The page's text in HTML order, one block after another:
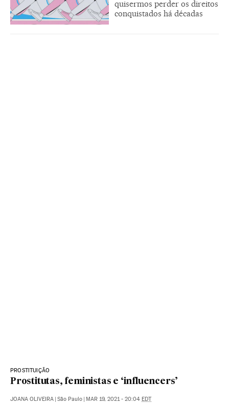
quisermos perder os direitos
conquistados há décadas
PROSTITUIÇÃO
Prostitutas, feministas e ‘influencers’
JOANA OLIVEIRA | São Paulo | MAR 19, 2021 - 20:04 EDT